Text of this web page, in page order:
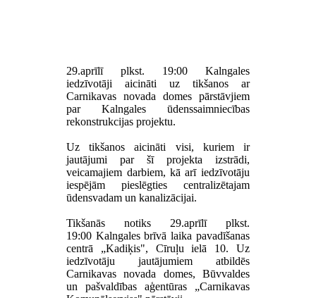
29.aprīlī plkst. 19:00 Kalngales
iedzīvotāji aicināti uz tikšanos ar
Carnikavas novada domes pārstāvjiem
par Kalngales ūdenssaimniecības
rekonstrukcijas projektu.
Uz tikšanos aicināti visi, kuriem ir
jautājumi par šī projekta izstrādi,
veicamajiem darbiem, kā arī iedzīvotāju
iespējām pieslēgties centralizētajam
ūdensvadam un kanalizācijai.
Tikšanās notiks 29.aprīlī plkst.
19:00 Kalngales brīvā laika pavadīšanas
centrā „Kadiķis", Cīruļu ielā 10. Uz
iedzīvotāju jautājumiem atbildēs
Carnikavas novada domes, Būvvaldes
un pašvaldības aģentūras „Carnikavas